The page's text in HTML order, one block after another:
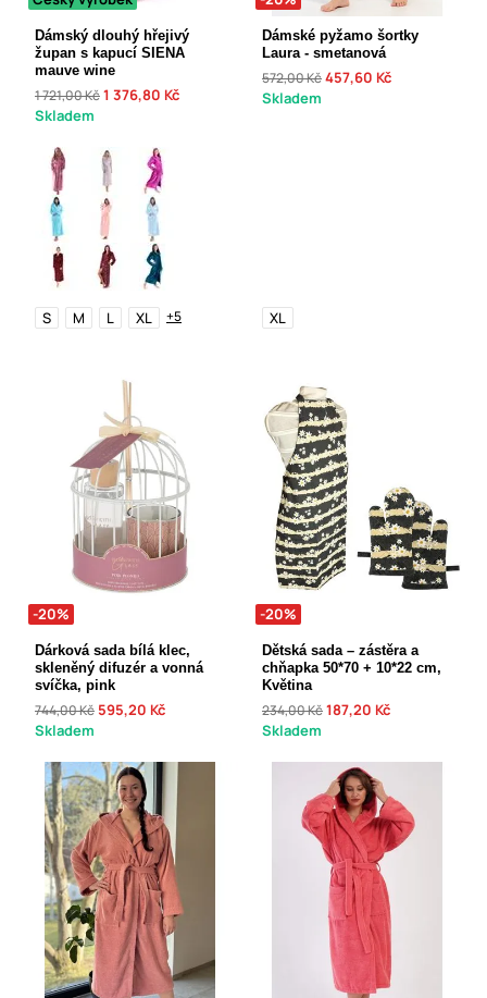
Dámský dlouhý hřejivý
župan s kapucí SIENA
mauve wine
1 721,00 Kč1 376,80 Kč
Skladem
S M L XL +5
Dámské pyžamo šortky
Laura - smetanová
572,00 Kč457,60 Kč
Skladem
XL
-20%
Dárková sada bílá klec,
skleněný difuzér a vonná
svíčka, pink
744,00 Kč 595,20 Kč
Skladem
-20%
Dětská sada – zástěra a
chňapka 50*70 + 10*22 cm,
Květina
234,00 Kč187,20 Kč
Skladem